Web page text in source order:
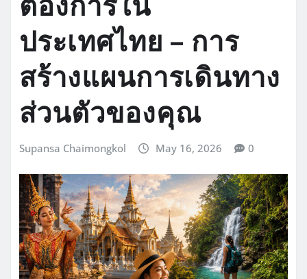
ประเทศไทย – การ
สร้างแผนการเดินทาง
ส่วนตัวของคุณ
Supansa Chaimongkol May 16, 2026 0